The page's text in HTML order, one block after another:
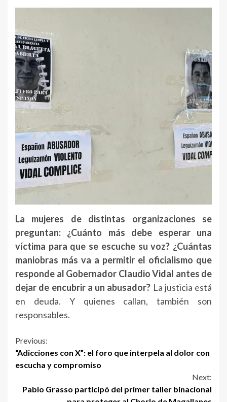
La mujeres de distintas organizaciones se
preguntan: ¿Cuánto más debe esperar una
víctima para que se escuche suvoz? ¿Cuántas
maniobras más va a permitir el oficialismo que
responde al Gobernador Claudio Vidal antes de
dejar de encubrir a un abusador? La justicia está
en deuda. Y quienes callan,también son
responsables.
Continue
Reading
Previous:
“Adicciones con X”: el foro que interpela al dolor con
escucha y compromiso
Next:
Pablo Grasso participó del primer taller binacional